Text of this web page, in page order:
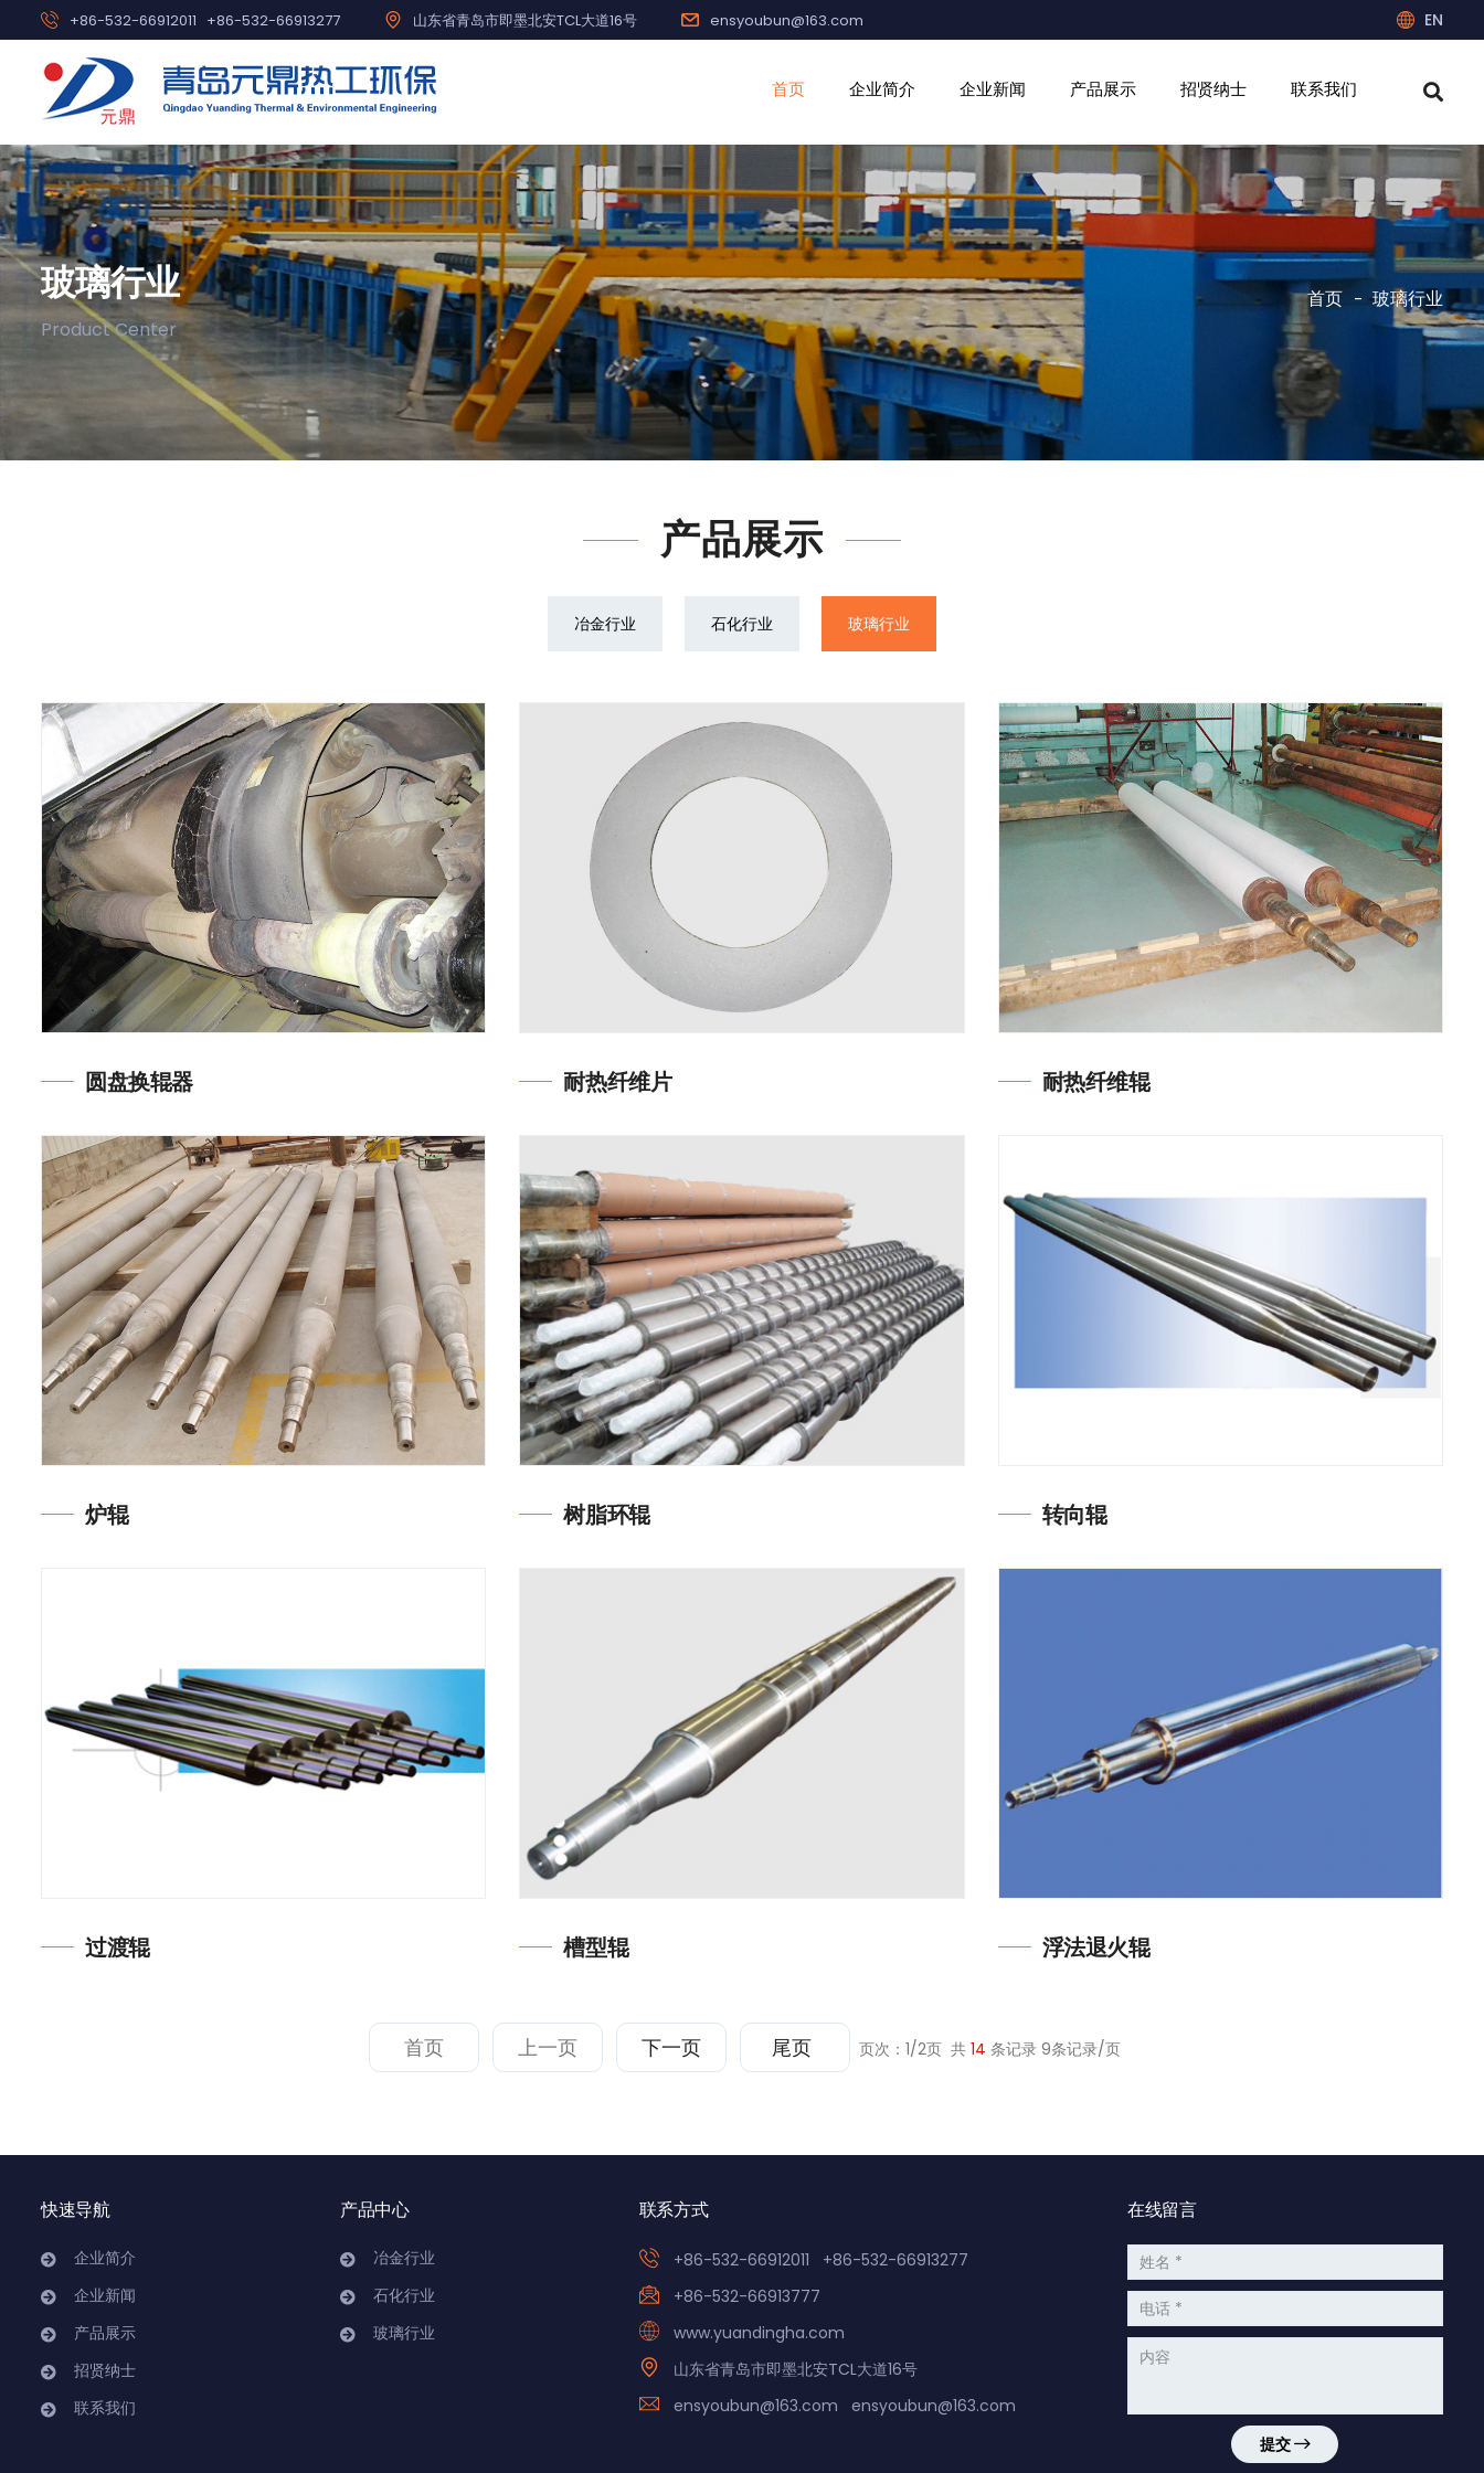
+86-532-66912011 +86-532-66913277 山东省青岛市即墨北安TCL大道16号 ensyoubun@163.com EN
首页 企业简介 企业新闻 产品展示 招贤纳士 联系我们
玻璃行业
Product Center
首页 玻璃行业
产品展示
冶金行业 石化行业 玻璃行业
圆盘换辊器 耐热纤维片 耐热纤维辊
炉辊 树脂环辊 转向辊
过渡辊 槽型辊 浮法退火辊
首页 上一页 下一页 尾页 页次：1/2页 共 14 条记录 9条记录/页
快速导航
企业简介
企业新闻
产品展示
招贤纳士
联系我们
产品中心
冶金行业
石化行业
玻璃行业
联系方式
+86-532-66912011
+86-532-66913277
+86-532-66913777
www.yuandingha.com
山东省青岛市即墨北安TCL大道16号
ensyoubun@163.com
ensyoubun@163.com
在线留言
提交